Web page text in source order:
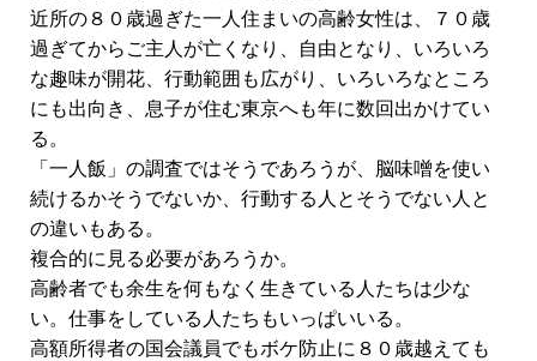
近所の８０歳過ぎた一人住まいの高齢女性は、７０歳
過ぎてからご主人が亡くなり、自由となり、いろいろ
な趣味が開花、行動範囲も広がり、いろいろなところ
にも出向き、息子が住む東京へも年に数回出かけてい
る。
「一人飯」の調査ではそうであろうが、脳味噌を使い
続けるかそうでないか、行動する人とそうでない人と
の違いもある。
複合的に見る必要があろうか。
高齢者でも余生を何もなく生きている人たちは少な
い。仕事をしている人たちもいっぱいいる。
高額所得者の国会議員でもボケ防止に８０歳越えても